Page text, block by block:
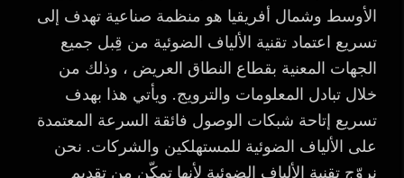
الأوسط وشمال أفريقيا هو منظمة صناعية تهدف إلى
تسريع اعتماد تقنية الألياف الضوئية من قِبل جميع
الجهات المعنية بقطاع النطاق العريض ، وذلك من
خلال تبادل المعلومات والترويج. ويأتي هذا بهدف
تسريع إتاحة شبكات الوصول فائقة السرعة المعتمدة
على الألياف الضوئية للمستهلكين والشركات. نحن
نروّج تقنية الألياف الضوئية لأنها تمكّن من تقديم